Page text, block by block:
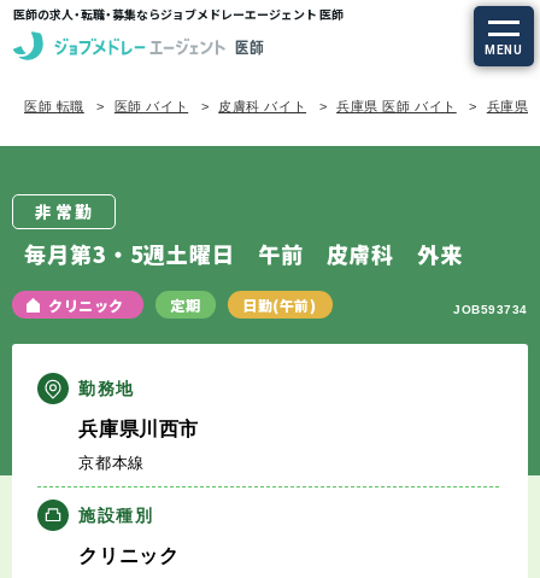
医師の求人・転職・募集ならジョブメドレーエージェント 医師
MENU
求人を探す
定期非常勤の求人
特集から探す
エージェントサービス
エージェントサービスTOP
サービスの流れ
キャリアアドバイザー紹介
医師 転職 医師 バイト 皮膚科 バイト 兵庫県 医師 バイト 兵庫県/
非常勤
毎月第3・5週土曜日 午前 皮膚科 外来
クリニック 定期 日勤(午前) JOB593734
勤務地
兵庫県川西市
京都本線
施設種別
クリニック